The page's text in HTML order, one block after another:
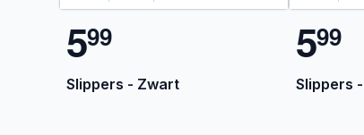
599
Slippers - Zwart
599
Slippers